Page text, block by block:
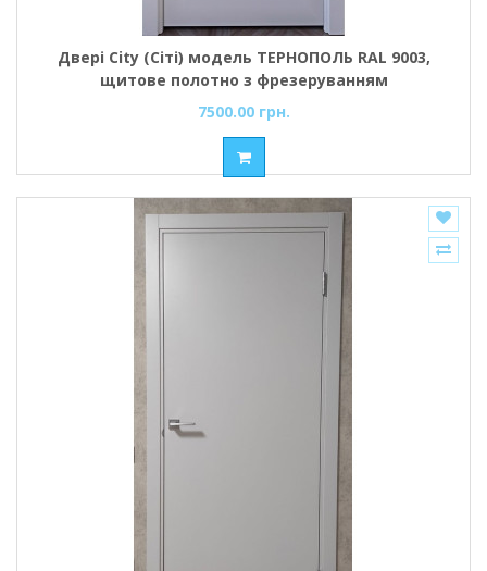
Двері City (Сіті) модель ТЕРНОПОЛЬ RAL 9003,
щитове полотно з фрезеруванням
7500.00 грн.